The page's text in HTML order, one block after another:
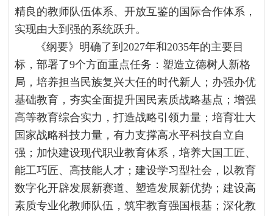
精良的教师队伍体系、开放互鉴的国际合作体系，
实现由大到强的系统跃升。
《纲要》明确了到2027年和2035年的主要目
标，部署了9个方面重点任务：塑造立德树人新格
局，培养担当民族复兴大任的时代新人；办强办优
基础教育，夯实全面提升国民素质战略基点；增强
高等教育综合实力，打造战略引领力量；培育壮大
国家战略科技力量，有力支撑高水平科技自立自
强；加快建设现代职业教育体系，培养大国工匠、
能工巧匠、高技能人才；建设学习型社会，以教育
数字化开辟发展新赛道、塑造发展新优势；建设高
素质专业化教师队伍，筑牢教育强国根基；深化教